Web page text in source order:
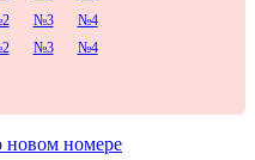
№3
№4
№3 №4
номере